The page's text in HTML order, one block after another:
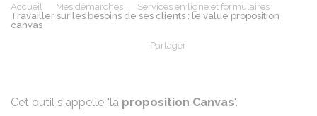
Accueil Mes démarches
Services en ligne et formulaires
Travailler sur les besoins de ses clients : le value proposition
canvas
Partager
Cet outil s'appelle "la proposition Canvas".